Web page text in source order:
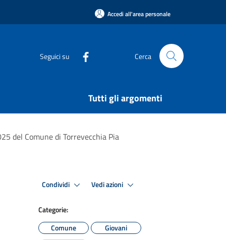
Accedi all'area personale
Seguici su Cerca
Tutti gli argomenti
del Comune di Torrevecchia Pia
Condividi Vedi azioni
Categorie:
Comune
Giovani